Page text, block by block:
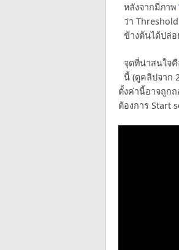
หลังจากมีภาพ
ว่า
ข้างต้นได้ปล่อ
จุดที่น่าสนใจ
นี้ (ดูคลิปจาก
ตั้งค่านี้อาจถูกถ
ต้องการ Start